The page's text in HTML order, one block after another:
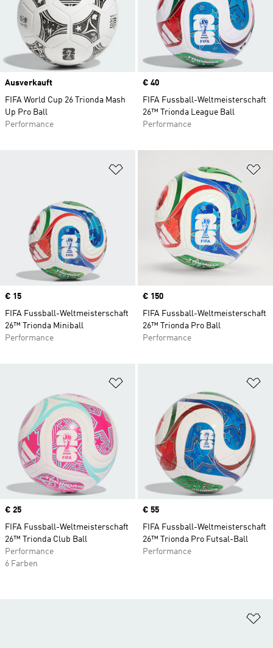
Ausverkauft
FIFA World Cup 26 Trionda Mash
Up Pro Ball
Performance
Price
€ 40
FIFA Fussball-Weltmeisterschaft
26™ Trionda League Ball
Performance
Zur Wunschliste hinzufügen
Price
€ 15
FIFA Fussball-Weltmeisterschaft
26™ Trionda Miniball
Performance
Price
€ 150
FIFA Fussball-Weltmeisterschaft
26™ Trionda Pro Ball
Performance
Price
€ 25
FIFA Fussball-Weltmeisterschaft
26™ Trionda Club Ball
Performance
6 Farben
Price
€ 55
FIFA Fussball-Weltmeisterschaft
26™ Trionda Pro Futsal-Ball
Performance